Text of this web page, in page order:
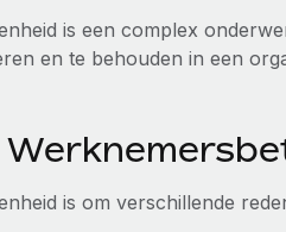
is een complex
en te behouden in een
is om verschillende